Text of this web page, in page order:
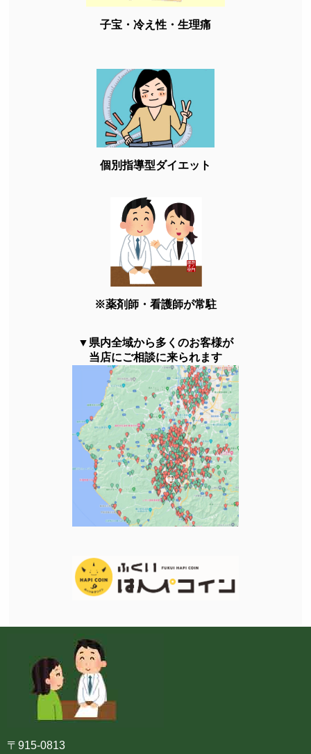
子宝・冷え性・生理痛
個別指導型ダイエット
※薬剤師・看護師が常駐
▼県内全域から多くのお客様が
当店にご相談に来られます
〒915-0813